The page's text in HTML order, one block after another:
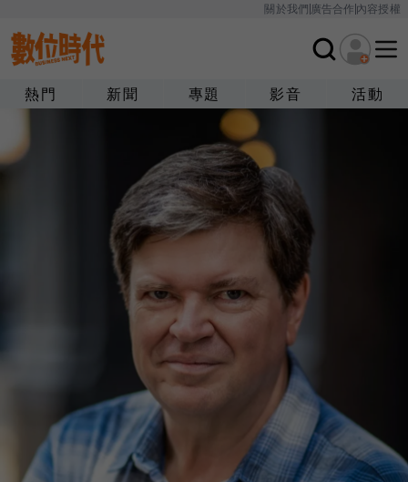
關於我們廣告合作內容授權
熱門 新聞 專題 影音 活動